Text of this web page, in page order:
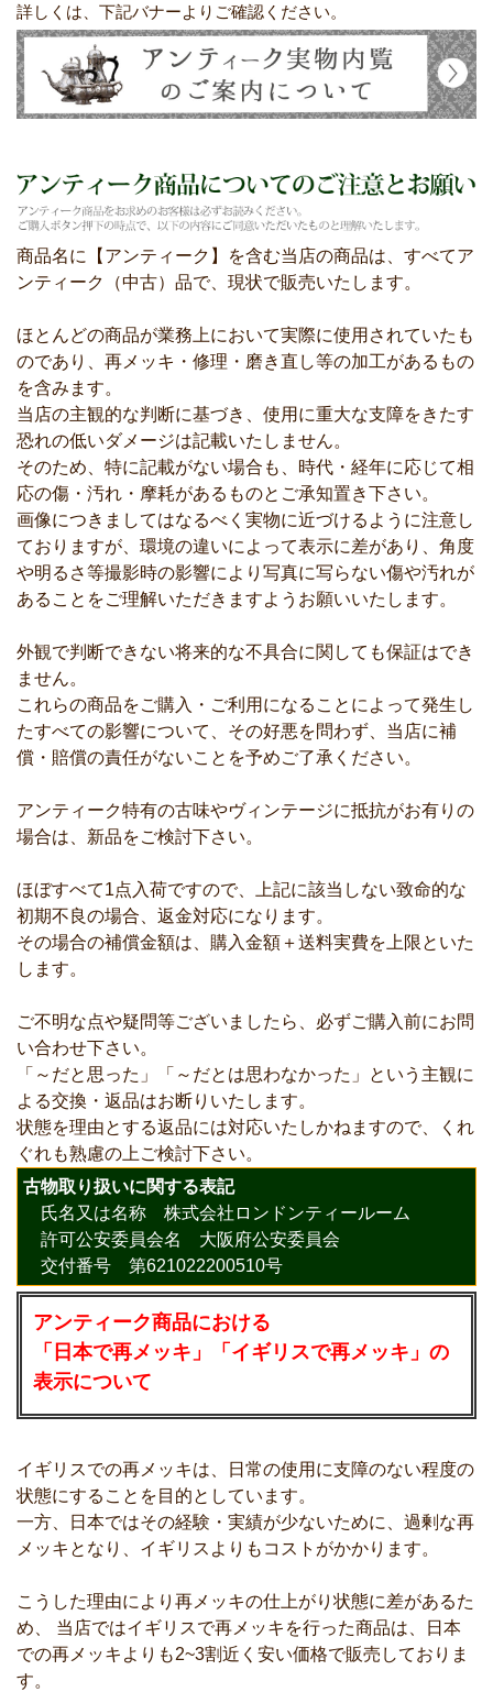
詳しくは、下記バナーよりご確認ください。
商品名に【アンティーク】を含む当店の商品は、すべてア
ンティーク（中古）品で、現状で販売いたします。
ほとんどの商品が業務上において実際に使用されていたも
のであり、再メッキ・修理・磨き直し等の加工があるもの
を含みます。
当店の主観的な判断に基づき、使用に重大な支障をきたす
恐れの低いダメージは記載いたしません。
そのため、特に記載がない場合も、時代・経年に応じて相
応の傷・汚れ・摩耗があるものとご承知置き下さい。
画像につきましてはなるべく実物に近づけるように注意し
ておりますが、環境の違いによって表示に差があり、角度
や明るさ等撮影時の影響により写真に写らない傷や汚れが
あることをご理解いただきますようお願いいたします。
外観で判断できない将来的な不具合に関しても保証はでき
ません。
これらの商品をご購入・ご利用になることによって発生し
たすべての影響について、その好悪を問わず、当店に補
償・賠償の責任がないことを予めご了承ください。
アンティーク特有の古味やヴィンテージに抵抗がお有りの
場合は、新品をご検討下さい。
ほぼすべて1点入荷ですので、上記に該当しない致命的な
初期不良の場合、返金対応になります。
その場合の補償金額は、購入金額＋送料実費を上限といた
します。
ご不明な点や疑問等ございましたら、必ずご購入前にお問
い合わせ下さい。
「～だと思った」「～だとは思わなかった」という主観に
よる交換・返品はお断りいたします。
状態を理由とする返品には対応いたしかねますので、くれ
ぐれも熟慮の上ご検討下さい。
古物取り扱いに関する表記
氏名又は名称 株式会社ロンドンティールーム
許可公安委員会名 大阪府公安委員会
交付番号 第621022200510号
アンティーク商品における
「日本で再メッキ」「イギリスで再メッキ」の
表示について
イギリスでの再メッキは、日常の使用に支障のない程度の
状態にすることを目的としています。
一方、日本ではその経験・実績が少ないために、過剰な再
メッキとなり、イギリスよりもコストがかかります。
こうした理由により再メッキの仕上がり状態に差があるた
め、 当店ではイギリスで再メッキを行った商品は、日本
での再メッキよりも2~3割近く安い価格で販売しておりま
す。